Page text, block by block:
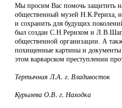
Мы просим Вас помочь защитить
общественный музей Н.К.Рериха,
и сохранить для будущих
был создан С.Н.Рерихом и
общественной организации. А
похищенные картины и документы
этом варварском преступлении
Тертычная Л.А. г. Владивосток
Курылева О.В. г. Находка